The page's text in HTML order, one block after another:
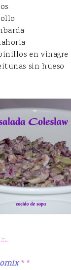
en vinagre
sin hueso
**